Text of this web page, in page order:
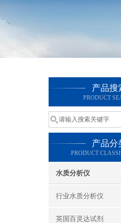
产品搜
PRODUCT
产品分
PRODUCT
水质分析仪
行业水质分析仪
英国百灵达试剂